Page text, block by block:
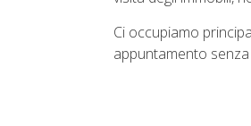
Ci occupiamo
appuntamento